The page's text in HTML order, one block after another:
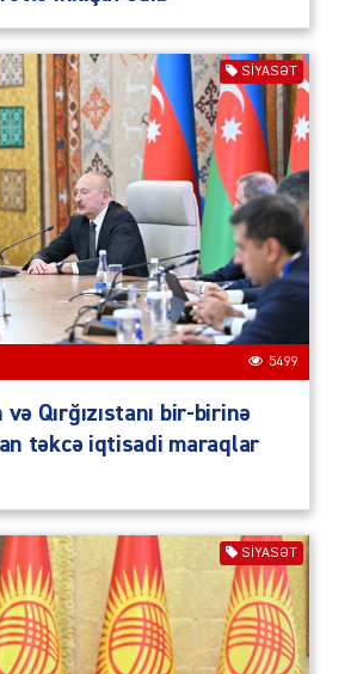
SIYASƏT
5499
Qırğızıstanı bir-birinə
təkcə iqtisadi maraqlar
SIYASƏT